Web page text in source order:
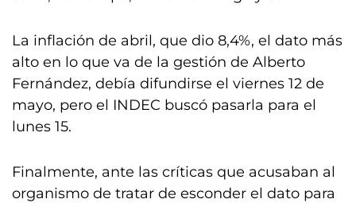
La inflación de abril, que dio 8,4%, el dato más
alto en lo que va de la gestión de Alberto
Fernández, debía difundirse el viernes 12 de
mayo, pero el INDEC buscó pasarla para el
lunes 15.
Finalmente, ante las críticas que acusaban al
organismo de tratar de esconder el dato para